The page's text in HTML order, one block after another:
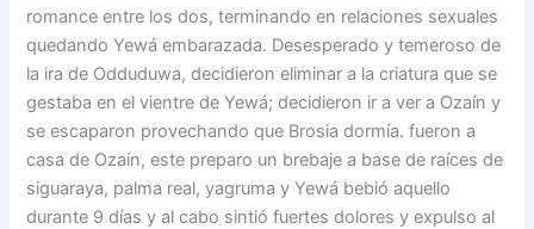
romance entre los dos, terminando en relaciones sexuales
quedando Yewá embarazada. Desesperado y temeroso de
la ira de Odduduwa, decidieron eliminar a la criatura que se
gestaba en el vientre de Yewá; decidieron ir a ver a Ozaín y
se escaparon provechando que Brosia dormía. fueron a
casa de Ozaín, este preparo un brebaje a base de raíces de
siguaraya, palma real, yagruma y Yewá bebió aquello
durante 9 días y al cabo sintió fuertes dolores y expulso al